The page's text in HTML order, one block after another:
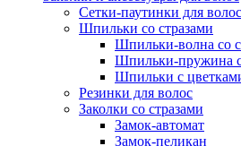
Сетки-паутинки для волос
Шпильки со стразами
Шпильки-волна со
Шпильки-пружина
Шпильки с
Резинки для волос
Заколки со стразами
Замок-автомат
Замок-пеликан